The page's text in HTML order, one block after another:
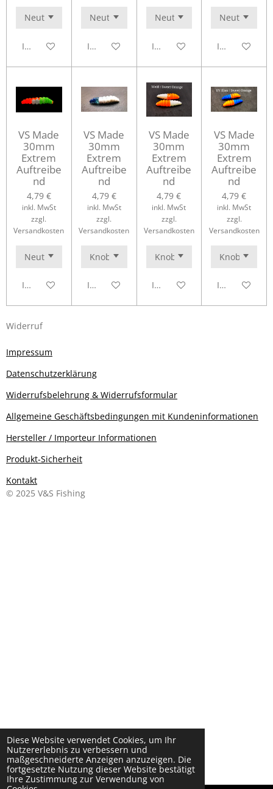
Diese Website verwendet Cookies, um Ihr
Nutzererlebnis zu verbessern und
maßgeschneiderte Anzeigen anzuzeigen. Die
fortgesetzte Nutzung dieser Website bestätigt
Ihre Zustimmung zur Verwendung von
In den WarenkorbIn den WarenkorbIn den WarenkorbIn den
VS Made
30mm
Extrem
Auftreibe
nd
4,79 €
inkl. MwSt
zzgl.
Versandkosten
In den Warenkorb
VS Made
30mm
Extrem
Auftreibe
nd
4,79 €
inkl. MwSt
zzgl.
Versandkosten
In den Warenkorb
VS Made
30mm
Extrem
Auftreibe
nd
4,79 €
inkl. MwSt
zzgl.
Versandkosten
In den Warenkorb
VS Made
30mm
Extrem
Auftreibe
nd
4,79 €
inkl. MwSt
zzgl.
Versandkosten
In den
Widerruf
Impressum
Datenschutzerklärung
Widerrufsbelehrung & Widerrufsformular
Allgemeine Geschäftsbedingungen mit Kundeninformationen
Hersteller / Importeur Informationen
Produkt-Sicherheit
Kontakt
© 2025 V&S Fishing